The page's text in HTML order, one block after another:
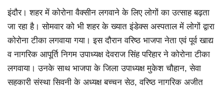
इंदौर। शहर में कोरोना वैक्सीन लगवाने के लिए लोगों का उत्साह बढ़ता
जा रहा है। सोमवार को भी शहर के ख्यात इंडेक्स अस्पताल में लोगों द्वारा
कोरोना टीका लगवाया गया। इस दौरान वरिष्ठ भाजपा नेता एवं पूर्व खाद्य
व नागरिक आपूर्ति निगम उपाध्यक्ष देवराज सिंह परिहार ने कोरोना टीका
लगवाया। उनके साथ भाजपा के जिला उपाध्यक्ष मुकेश चौहान, सेवा
सहकारी संस्था सिवनी के अध्यक्ष बच्चन सेठ, वरिष्ठ नागरिक अजीत